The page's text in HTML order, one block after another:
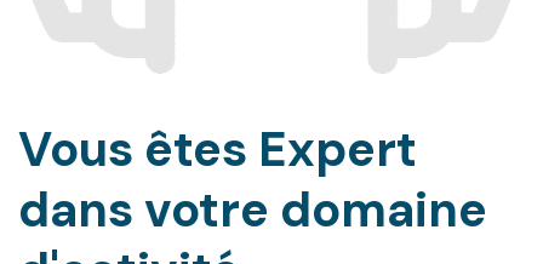
Vous êtes Expert
dans votre domaine